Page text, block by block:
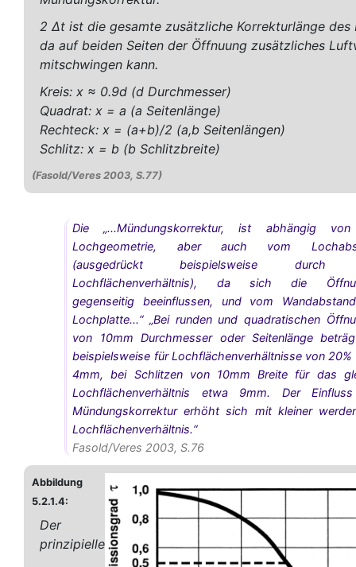
2 Δt ist die gesamte zusätzliche Korrekturlänge des
da auf beiden Seiten der Öffnuung zusätzliches
mitschwingen kann.
Kreis: x ≈ 0.9d (d Durchmesser)
Quadrat: x = a (a Seitenlänge)
Rechteck: x = (a+b)/2 (a,b Seitenlängen)
Schlitz: x = b (b Schlitzbreite)
(Fasold/Veres 2003, S.77)
Die „...Mündungskorrektur, ist abhängig
Lochgeometrie, aber auch vom
(ausgedrückt beispielsweise durch
Lochflächenverhältnis), da sich die
gegenseitig beeinflussen, und vom
Lochplatte...“ „Bei runden und quadratischen
von 10mm Durchmesser oder Seitenlänge
beispielsweise für Lochflächenverhältnisse von 20%
4mm, bei Schlitzen von 10mm Breite für das
Lochflächenverhältnis etwa 9mm. Der
Mündungskorrektur erhöht sich mit kleiner
Lochflächenverhältnis.“
Fasold/Veres 2003, S.76
Abbildung
5.2.1.4:
Der
prinzipielle